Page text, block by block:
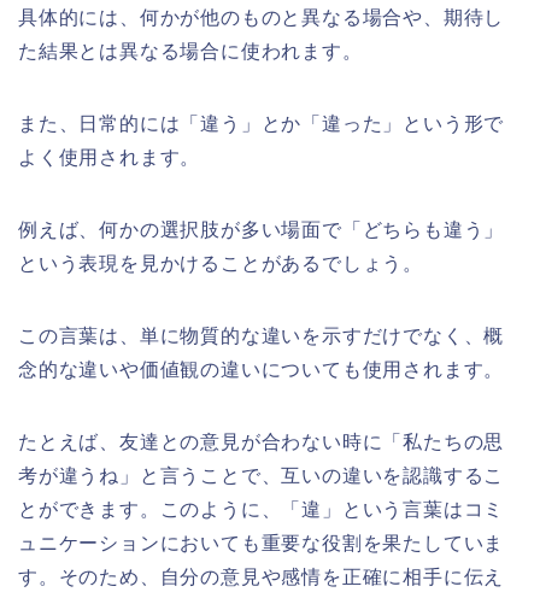
具体的には、何かが他のものと異なる場合や、期待し
た結果とは異なる場合に使われます。
また、日常的には「違う」とか「違った」という形で
よく使用されます。
例えば、何かの選択肢が多い場面で「どちらも違う」
という表現を見かけることがあるでしょう。
この言葉は、単に物質的な違いを示すだけでなく、概
念的な違いや価値観の違いについても使用されます。
たとえば、友達との意見が合わない時に「私たちの思
考が違うね」と言うことで、互いの違いを認識するこ
とができます。このように、「違」という言葉はコミ
ュニケーションにおいても重要な役割を果たしていま
す。そのため、自分の意見や感情を正確に相手に伝え